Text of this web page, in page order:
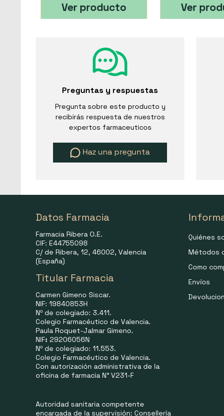
Ver producto Ver
Preguntas y respuestas
Pregunta sobre este producto y
recibirás respuesta de nuestros
expertos farmaceuticos
Haz una pregunta
Datos Farmacia
Farmacia Ribera O.E.
CIF: E44755098
C/ de Ribera, 12, 46002, Valencia
(España)
Titular Farmacia
Carmen Gimeno Siscar.
NIF: 19840853H
Nº de colegiado: 3.411.
Colegio Farmacéutico de Valencia.
Paula Roquet-Jalmar Gimeno.
NIF: 29206056N
Nº de colegiado: 11.553.
Colegio Farmacéutico de Valencia.
Con autorización administrativa de la
oficina de farmacia N° V231-F
Autoridad sanitaria competente
encargada de la supervisión: Consellería
Quiénes
Métodos
Como
Envíos